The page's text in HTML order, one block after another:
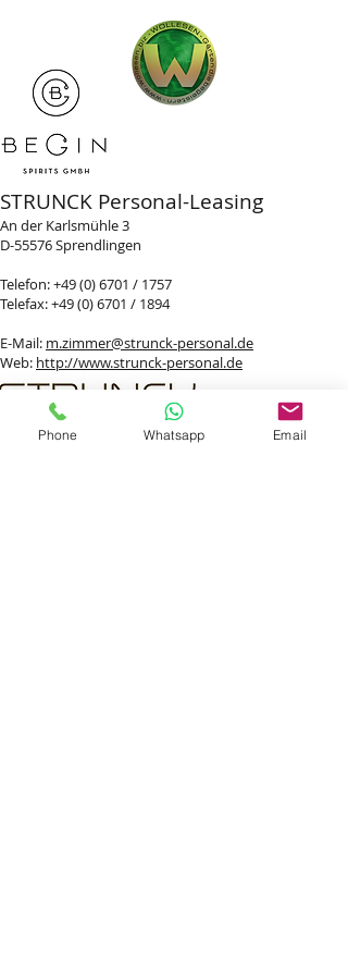
STRUNCK Personal-Leasing
An der Karlsmühle 3
D-55576 Sprendlingen
Telefon:+49 (0) 6701 / 1757
Telefax:+49 (0) 6701 / 1894
E-Mail: m.zimmer@strunck-personal.de
Web: http://www.strunck-personal.de
Phone Whatsapp Email